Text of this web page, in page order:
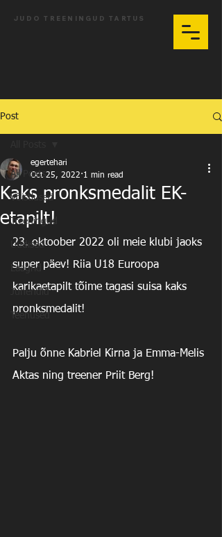
JUDO TREENINGUD TARTUS
Post
All Posts
Võistlused
Treeningud
Uudised
Laagrid
Juhendid
Teenused
Kaks pronksmedalit EK-
etapilt!
egertehari
Oct 25, 2022 1 min read
23. oktoober 2022 oli meie klubi jaoks
super päev! Riia U18 Euroopa
karikaetapilt tõime tagasi suisa kaks
pronksmedalit!
Palju õnne Kabriel Kirna ja Emma-Melis
Aktas ning treener Priit Berg!